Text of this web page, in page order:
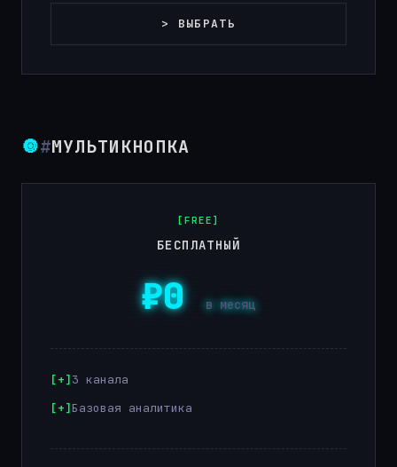
> ВЫБРАТЬ
🔘#МУЛЬТИКНОПКА
[FREE]
БЕСПЛАТНЫЙ
₽0в месяц
3 канала
Базовая аналитика